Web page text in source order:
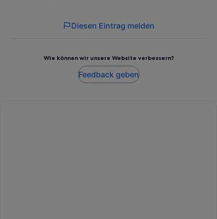
Diesen Eintrag melden
Wie können wir unsere Website verbessern?
Feedback geben